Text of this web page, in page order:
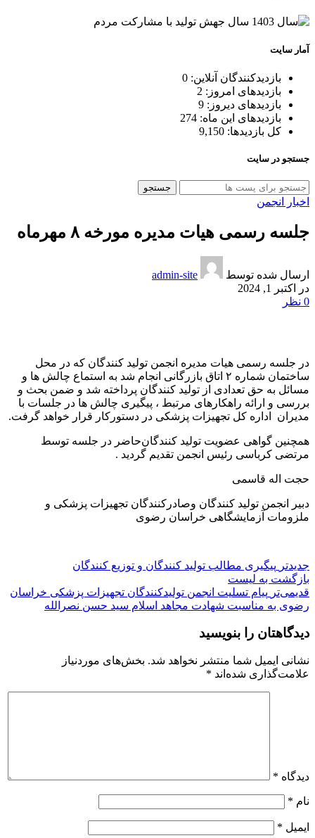
آمار سایت
بازدیدکنندگان آنلاین: 0
بازدیدهای امروز: 2
بازدیدهای دیروز: 9
بازدیدهای این ماه: 274
کل بازدیدها: 9,150
جستجو در سایت
جستجو
اخبار انجمن
جلسه رسمی هیات مدیره مورخه ۸ مهرماه
ارسال شده توسط
admin-site
در اکتبر 1, 2024
0 نظر
در جلسه رسمی هیات مدیره انجمن تولید کنندگان که در محل
ساختمان شماره ۲ اتاق بازرگانی انجام شد به استماع چالش ها و‌
مسائل به حق تعدادی از تولید کنندگان پرداخته شد و‌ ضمن بحث ‌و‌
بررسی و ارائه راهکارهای مرتبط ، پیگیری چالش ها در جلسات با
مدیران
اداره کل تجهیزات پزشکی در دستور‌کار قرار خواهد گرفت.
همچنین گواهی عضویت تولید کنندگان‌حاضر در جلسه توسط
مرتضی کرباسی رئیس انجمن تقدیم گردید .
حجت اله قاسمی
دبیر انجمن تولید کنندگان و‌صادرکنندگان تجهیزات پزشکی و‌
ملزومات آزمایشگاهی خراسان رضوی
جدیدتر پیگیری مطالب تولید کنندگان و‌ توزیع کنندگان
بازگشت به لیست
قدیمی‌تر پیام تسلیت انجمن تولیدکنندگان تجهیزات پزشکی خراسان
رضوی به مناسبت شهادت مجاهد اسلام سید حسن نصرالله
دیدگاهتان را بنویسید
نشانی ایمیل شما منتشر نخواهد شد. بخش‌های موردنیاز
علامت‌گذاری شده‌اند *
دیدگاه *
نام *
ایمیل *